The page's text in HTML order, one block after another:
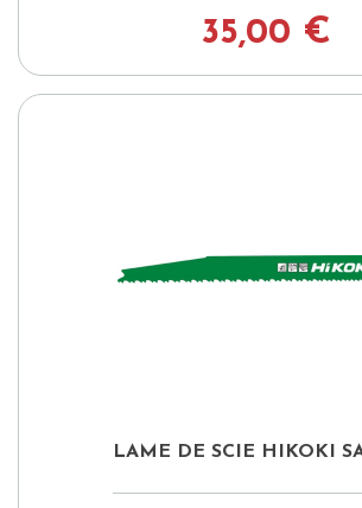
35,00 €
LAME DE SCIE HIKOKI